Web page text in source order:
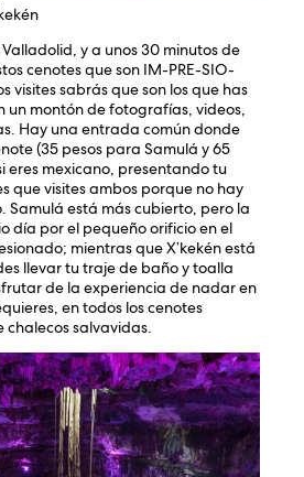
Valladolid, y a unos 30 minutos de
cenotes que son IM-PRE-SIO-
visites sabrás que son los que has
un montón de fotografías, videos,
Hay una entrada común donde
(35 pesos para Samulá y 65
eres mexicano, presentando tu
que visites ambos porque no hay
Samulá está más cubierto, pero la
día por el pequeño orificio en el
mientras que X’kekén está
llevar tu traje de baño y toalla
de la experiencia de nadar en
en todos los cenotes
salvavidas.